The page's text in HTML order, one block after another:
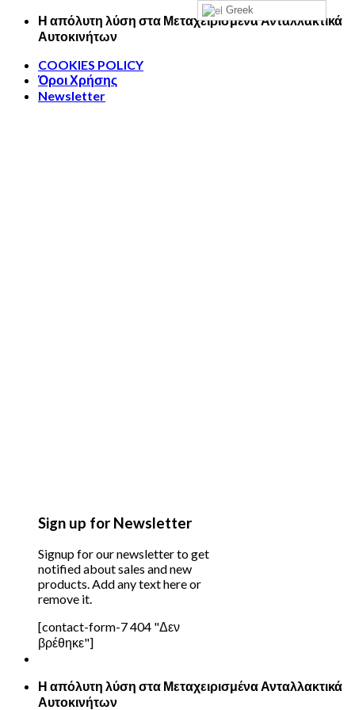
Skip
Η απόλυτη λύση στα Μεταχειρισμένα Ανταλλακτικά
Αυτοκινήτων
COOKIES POLICY
Όροι Χρήσης
Newsletter
Sign up for Newsletter
Signup for our newsletter to get
notified about sales and new
products. Add any text here or
remove it.
[contact-form-7 404 "Δεν
βρέθηκε"]
Η απόλυτη λύση στα Μεταχειρισμένα Ανταλλακτικά
Αυτοκινήτων
Greek